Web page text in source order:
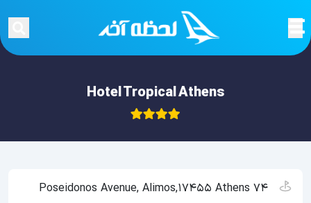
Hotel Tropical Athens
74 Poseidonos Avenue, Alimos,17455 Athens